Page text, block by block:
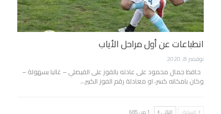
انطباعات عن أول مراحل الأياب
نوفمبر 8, 2020
حافظ جمال محمود على عادته بالفوز على الفيصلي – غالبا بسهولة –
وكان بامكانه كسر، او معادلة رقم الفوز الكبير…
السابق التالي 1 من 685